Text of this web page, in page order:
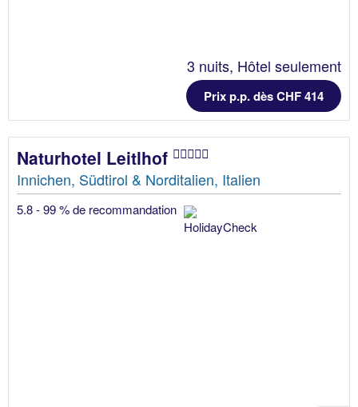
3 nuits, Hôtel seulement
Prix p.p. dès CHF 414
Naturhotel Leitlhof
Innichen, Südtirol & Norditalien, Italien
5.8 - 99 % de recommandation